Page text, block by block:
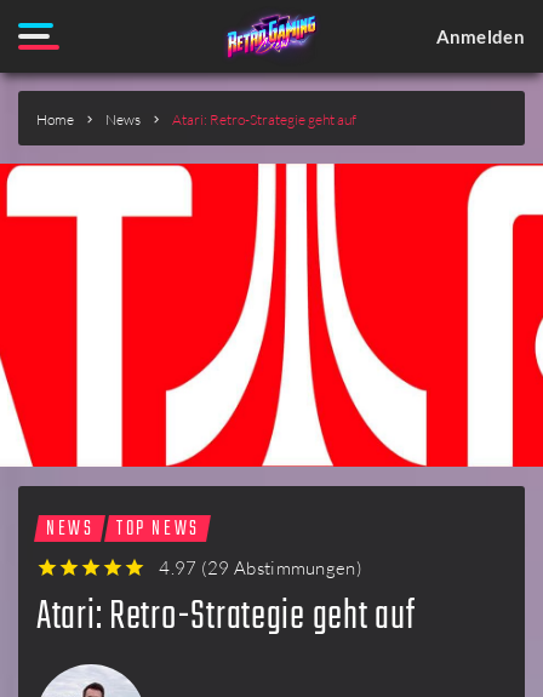
Anmelden
Home News Atari: Retro-Strategie geht auf
NEWS TOP NEWS
4.97 (29 Abstimmungen)
Atari: Retro-Strategie geht auf